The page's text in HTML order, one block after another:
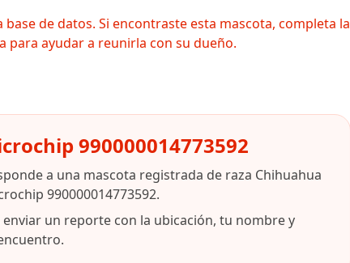
de datos. Si encontraste esta mascota, completa la
para ayudar a reunirla con su dueño.
990000014773592
a una mascota registrada de raza Chihuahua
990000014773592.
un reporte con la ubicación, tu nombre y